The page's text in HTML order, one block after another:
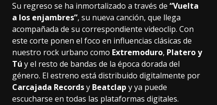
Su regreso se ha inmortalizado a través de “Vuelta
a los enjambres”, su nueva canción, que llega
acompañada de su correspondiente videoclip. Con
este corte ponen el foco en influencias clásicas de
nuestro rock urbano como Extremoduro, Platero y
Tú y el resto de bandas de la época dorada del
género. El estreno está distribuido digitalmente por
Carcajada Recordsy Beatclap y ya puede
escucharse en todas las plataformas digitales.